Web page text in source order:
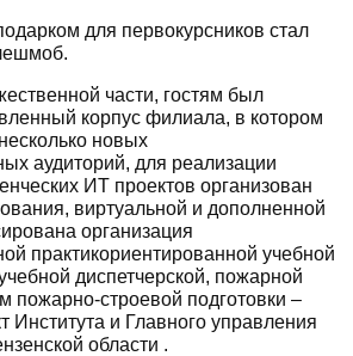
для первокурсников стал
части, гостям был
корпус филиала, в котором
новых
аудиторий, для реализации
ИТ проектов организован
виртуальной и дополненной
организация
практикориентированной учебной
диспетчерской, пожарной
пожарно-строевой подготовки –
Института и Главного управления
области .